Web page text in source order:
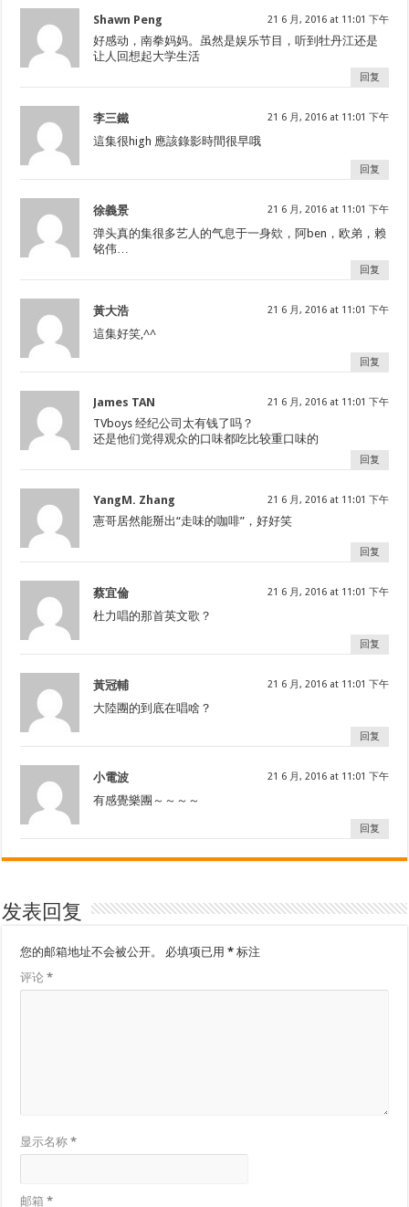
Shawn Peng 21 6 月, 2016 at 11:01 下午
好感动，南拳妈妈。虽然是娱乐节目，听到牡丹江还是
让人回想起大学生活
回复
李三鐵 21 6 月, 2016 at 11:01 下午
這集很high 應該錄影時間很早哦
回复
徐義景 21 6 月, 2016 at 11:01 下午
弹头真的集很多艺人的气息于一身欸，阿ben，欧弟，赖
铭伟…
回复
黃大浩 21 6 月, 2016 at 11:01 下午
這集好笑,^^
回复
James TAN 21 6 月, 2016 at 11:01 下午
TVboys 经纪公司太有钱了吗？
还是他们觉得观众的口味都吃比较重口味的
回复
YangM. Zhang 21 6 月, 2016 at 11:01 下午
憲哥居然能掰出“走味的咖啡”，好好笑
回复
蔡宜倫 21 6 月, 2016 at 11:01 下午
杜力唱的那首英文歌？
回复
黃冠輔 21 6 月, 2016 at 11:01 下午
大陸團的到底在唱啥？
回复
小電波 21 6 月, 2016 at 11:01 下午
有感覺樂團～～～～
回复
发表回复
您的邮箱地址不会被公开。 必填项已用* 标注
评论*
显示名称*
邮箱*